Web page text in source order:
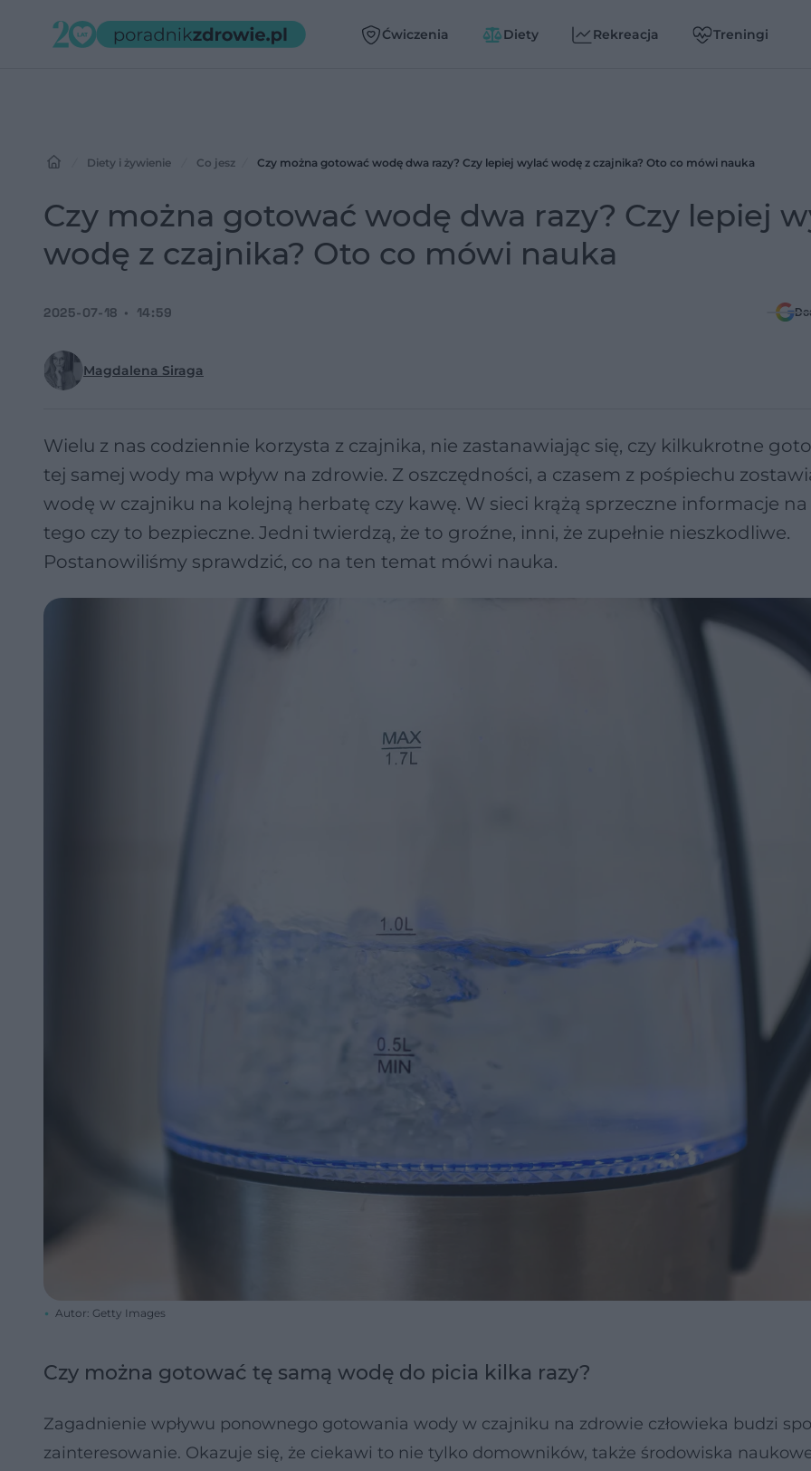
Ćwiczenia Diety Rekreacja Treningi
Diety i żywienie Co jesz Czy można gotować wodę dwa razy? Czy lepiej wylać wodę z czajnika? Oto co mówi nauka
Czy można gotować wodę dwa razy? Czy lepiej
wodę z czajnika? Oto co mówi nauka
Magdalena Siraga
2025-07-18 14:59
Wielu z nas codziennie korzysta z czajnika, nie zastanawiając się, czy kilkukrotne
tej samej wody ma wpływ na zdrowie. Z oszczędności, a czasem z pośpiechu
wodę w czajniku na kolejną herbatę czy kawę. W sieci krążą sprzeczne informacje
tego czy to bezpieczne. Jedni twierdzą, że to groźne, inni, że zupełnie nieszkodliwe.
Postanowiliśmy sprawdzić, co na ten temat mówi nauka.
Autor: Getty Images
Czy można gotować tę samą wodę do picia kilka razy?
Zagadnienie wpływu ponownego gotowania wody w czajniku na zdrowie człowieka budzi
zainteresowanie. Okazuje się, że ciekawi to nie tylko domowników, także środowiska